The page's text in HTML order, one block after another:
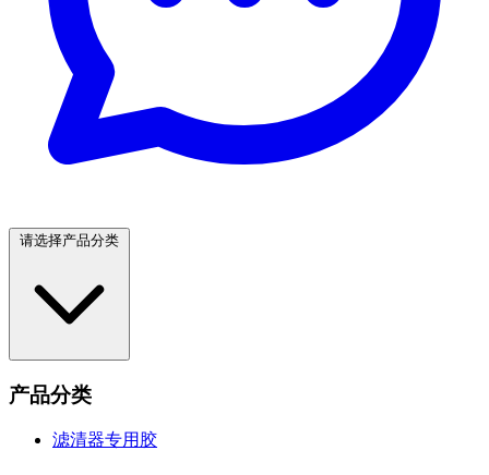
请选择产品分类
产品分类
滤清器专用胶